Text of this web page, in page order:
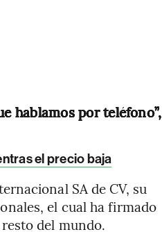
hablamos por teléfono”,
el precio baja
SA de CV, su
el cual ha firmado
del mundo.